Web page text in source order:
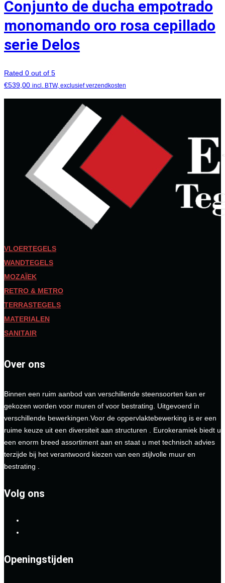
Conjunto de ducha empotrado
monomando oro rosa cepillado
serie Delos
Rated 0 out of 5
€539,00 incl. BTW, exclusief verzendkosten
VLOERTEGELS
WANDTEGELS
MOZAÏEK
RETRO & METRO
TERRASTEGELS
MATERIALEN
SANITAIR
Over ons
Binnen een ruim aanbod van verschillende steensoorten kan er
gekozen worden voor muren of voor bestrating. Uitgevoerd in
verschillende bewerkingen.Voor de oppervlaktebewerking is er een
ruime keuze uit een diversiteit aan structuren . Eurokeramiek biedt u
een enorm breed assortiment aan en staat u met technisch advies
terzijde bij het verantwoord kiezen van een stijlvolle muur en
bestrating .
Volg ons
Openingstijden